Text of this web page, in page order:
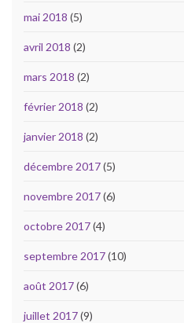
mai 2018 (5)
avril 2018 (2)
mars 2018 (2)
février 2018 (2)
janvier 2018 (2)
décembre 2017(5)
novembre 2017(6)
octobre 2017(4)
septembre 2017(10)
août 2017(6)
juillet 2017(9)